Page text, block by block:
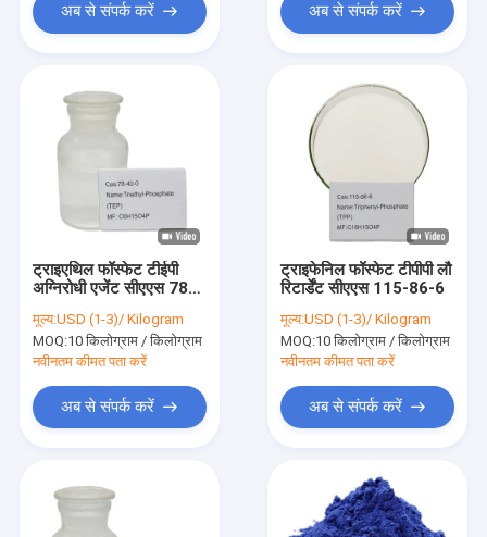
अब से संपर्क करें अब से संपर्क करें
ट्राइएथिल फॉस्फेट टीईपी
अग्निरोधी एजेंट सीएएस 78-
मूल्य:USD (1-3)/ Kilogram
MOQ:10 किलोग्राम / किलोग्राम
नवीनतम कीमत पता करें
अब से संपर्क करें
ट्राइफेनिल फॉस्फेट टीपीपी लौ
रिटार्डेंट सीएएस 115-86-6
मूल्य:USD (1-3)/ Kilogram
MOQ:10 किलोग्राम / किलोग्राम
नवीनतम कीमत पता करें
अब से संपर्क करें